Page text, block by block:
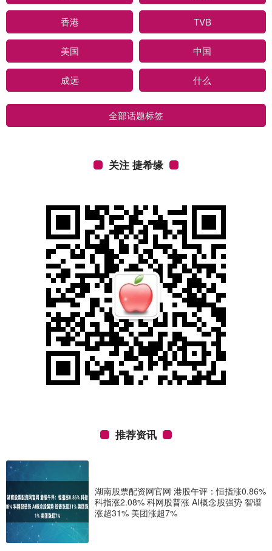
香港 TVB
美国 中国
成远 什么
全部话题标签
关注 捷希缘
推荐资讯
湖南股票配资网官网 港股午评：恒指涨0.86%
科指涨2.08% 科网股普涨 AI概念股强势 智谱
涨超31% 美团涨超7%